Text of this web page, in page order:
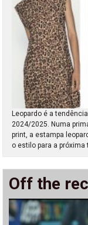
Leopardo é a
2024/2025. Numa
print, a estampa
o estilo para a próxima
Off the